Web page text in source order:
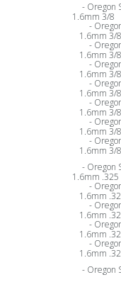
Oregon
1.6mm 3/8
1.6mm 3/
1.6mm 3/
1.6mm 3/
1.6mm 3/
1.6mm 3/
1.6mm 3/
1.6mm 3/
Oregon
1.6mm .325
1.6mm
1.6mm
1.6mm
1.6mm
Oregon